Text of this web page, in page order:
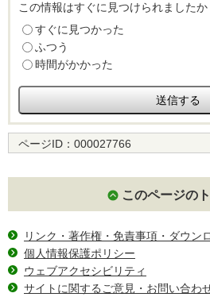
この情報はすぐに見つけられましたか
すぐに見つかった
ふつう
時間がかかった
ページID： 000027766
このページの
リンク・著作権・免責事項・ダウン
個人情報保護ポリシー
ウェブアクセシビリティ
サイトに関するご意見・お問い合わ